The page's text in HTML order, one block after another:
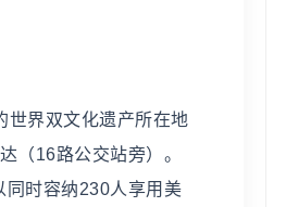
世界双文化遗产所在地
（16路公交站旁）。
同时容纳230人享用美